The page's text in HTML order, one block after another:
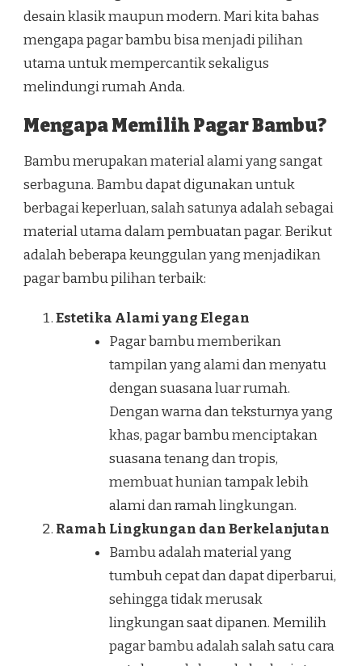
desain klasik maupun modern. Mari kita bahas
mengapa pagar bambu bisa menjadi pilihan
utama untuk mempercantik sekaligus
melindungi rumah Anda.
Mengapa Memilih Pagar Bambu?
Bambu merupakan material alami yang sangat
serbaguna. Bambu dapat digunakan untuk
berbagai keperluan, salah satunya adalah sebagai
material utama dalam pembuatan pagar. Berikut
adalah beberapa keunggulan yang menjadikan
pagar bambu pilihan terbaik:
Estetika Alami yang Elegan
Pagar bambu memberikan
tampilan yang alami dan menyatu
dengan suasana luar rumah.
Dengan warna dan teksturnya yang
khas, pagar bambu menciptakan
suasana tenang dan tropis,
membuat hunian tampak lebih
alami dan ramah lingkungan.
Ramah Lingkungan dan Berkelanjutan
Bambu adalah material yang
tumbuh cepat dan dapat diperbarui,
sehingga tidak merusak
lingkungan saat dipanen. Memilih
pagar bambu adalah salah satu cara